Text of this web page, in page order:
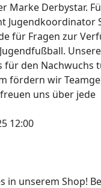
Marke Derbystar.
Jugendkoordinator
für Fragen zur
den Nachwuchs
fördern wir
uns über jede
12:00
in unserem Shop!